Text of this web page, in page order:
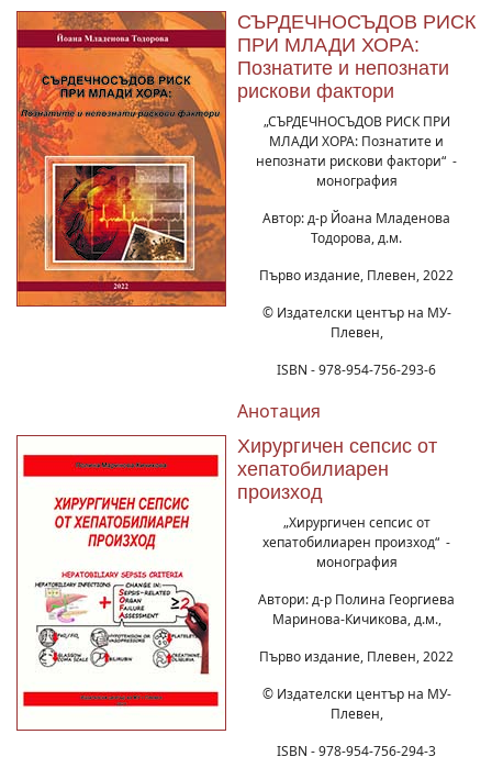
СЪРДЕЧНОСЪДОВ РИСК
ПРИ МЛАДИ ХОРА:
Познатите и непознати
рискови фактори
„СЪРДЕЧНОСЪДОВ РИСК ПРИ
МЛАДИ ХОРА: Познатите и
непознати рискови фактори“ -
монография
Автор: д-р Йоана Младенова
Тодорова, д.м.
Първо издание, Плевен, 2022
© Издателски център на МУ-
Плевен,
ISBN - 978-954-756-293-6
Анотация
Хирургичен сепсис от
хепатобилиарен
произход
„Хирургичен сепсис от
хепатобилиарен произход“ -
монография
Автори: д-р Полина Георгиева
Маринова-Кичикова, д.м.,
Първо издание, Плевен, 2022
© Издателски център на МУ-
Плевен,
ISBN - 978-954-756-294-3